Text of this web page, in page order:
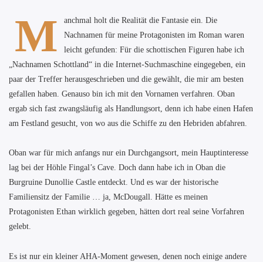
M
anchmal holt die Realität die Fantasie ein. Die
Nachnamen für meine Protagonisten im Roman waren
leicht gefunden: Für die schottischen Figuren habe ich
„Nachnamen Schottland“ in die Internet-Suchmaschine eingegeben, ein
paar der Treffer herausgeschrieben und die gewählt, die mir am besten
gefallen haben. Genauso bin ich mit den Vornamen verfahren. Oban
ergab sich fast zwangsläufig als Handlungsort, denn ich habe einen Hafen
am Festland gesucht, von wo aus die Schiffe zu den Hebriden abfahren.
Oban war für mich anfangs nur ein Durchgangsort, mein Hauptinteresse
lag bei der Höhle Fingal’s Cave. Doch dann habe ich in Oban die
Burgruine Dunollie Castle entdeckt. Und es war der historische
Familiensitz der Familie … ja, McDougall. Hätte es meinen
Protagonisten Ethan wirklich gegeben, hätten dort real seine Vorfahren
gelebt.
Es ist nur ein kleiner AHA-Moment gewesen, denen noch einige andere